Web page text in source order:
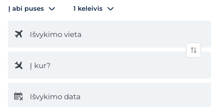
Į abi puses 1 keleivis
Išvykimo vieta
Į kur?
Išvykimo data